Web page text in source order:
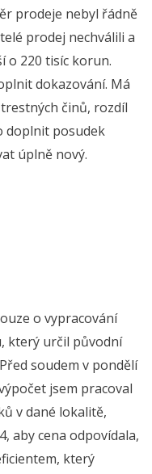
prodeje nebyl řádně
prodej nechválili a
o 220 tisíc korun.
dokazování. Má
činů, rozdíl
doplnit posudek
úplně nový.
o vypracování
který určil původní
soudem v pondělí
jsem pracoval
v dané lokalitě,
aby cena odpovídala,
který